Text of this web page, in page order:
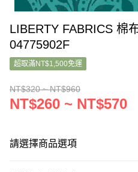
LIBERTY FABRICS 棉
04775902F
超取滿NT$1,500免運
NT$320 ~ NT$960
NT$260 ~ NT$570
請選擇商品選項